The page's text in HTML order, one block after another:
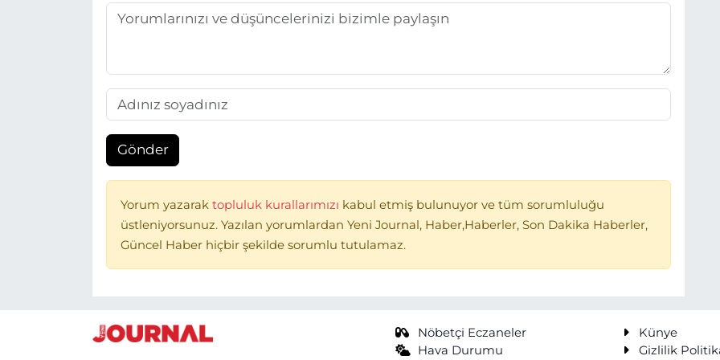
Gönder
Yorum yazarak topluluk kurallarımızı kabul etmiş bulunuyor ve tüm sorumluluğu
üstleniyorsunuz. Yazılan yorumlardan Yeni Journal, Haber,Haberler, Son Dakika Haberler,
Güncel Haber hiçbir şekilde sorumlu tutulamaz.
Nöbetçi Eczaneler
Hava Durumu
Künye
Gizlilik